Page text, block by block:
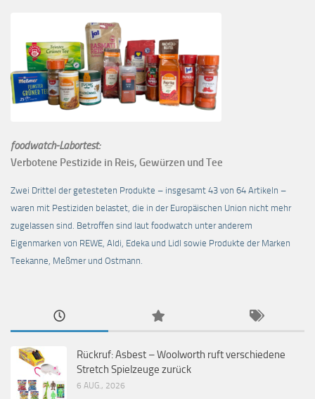
foodwatch-Labortest:
Verbotene Pestizide in Reis, Gewürzen und Tee
Zwei Drittel der getesteten Produkte – insgesamt 43 von 64 Artikeln –
waren mit Pestiziden belastet, die in der Europäischen Union nicht mehr
zugelassen sind. Betroffen sind laut foodwatch unter anderem
Eigenmarken von REWE, Aldi, Edeka und Lidl sowie Produkte der Marken
Teekanne, Meßmer und Ostmann.
Rückruf: Asbest – Woolworth ruft verschiedene
Stretch Spielzeuge zurück
6 AUG., 2026